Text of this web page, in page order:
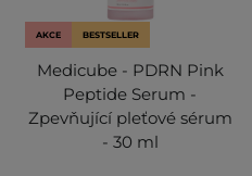
AKCE BESTSELLER
Medicube - PDRN Pink
Peptide Serum -
Zpevňující pleťové sérum
- 30 ml